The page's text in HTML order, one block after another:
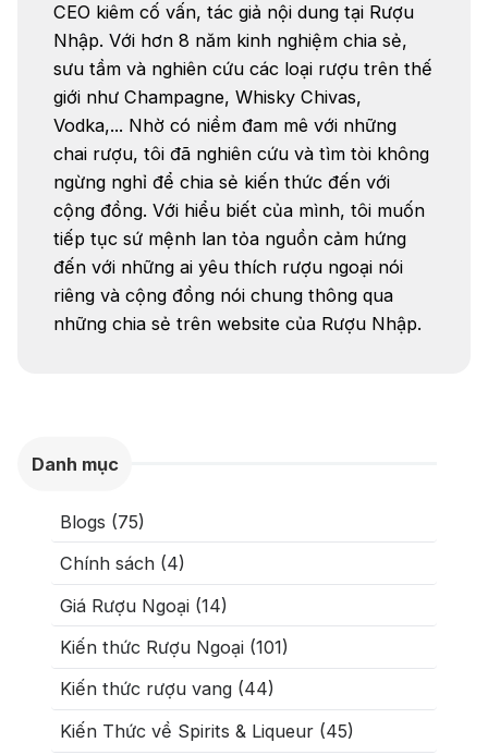
CEO kiêm cố vấn, tác giả nội dung tại Rượu
Nhập. Với hơn 8 năm kinh nghiệm chia sẻ,
sưu tầm và nghiên cứu các loại rượu trên thế
giới như Champagne, Whisky Chivas,
Vodka,... Nhờ có niềm đam mê với những
chai rượu, tôi đã nghiên cứu và tìm tòi không
ngừng nghỉ để chia sẻ kiến thức đến với
cộng đồng. Với hiểu biết của mình, tôi muốn
tiếp tục sứ mệnh lan tỏa nguồn cảm hứng
đến với những ai yêu thích rượu ngoại nói
riêng và cộng đồng nói chung thông qua
những chia sẻ trên website của Rượu Nhập.
Danh mục
Blogs (75)
Chính sách (4)
Giá Rượu Ngoại (14)
Kiến thức Rượu Ngoại (101)
Kiến thức rượu vang (44)
Kiến Thức về Spirits & Liqueur (45)